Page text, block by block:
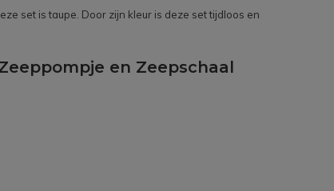
set is taupe. Door zijn kleur is deze set tijdloos en
en Zeepschaal